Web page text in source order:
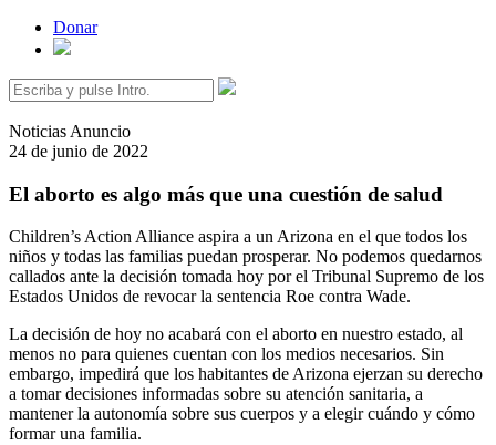
Donar
Buscar:
Noticias Anuncio
24 de junio de 2022
El aborto es algo más que una cuestión de salud
Children’s Action Alliance aspira a un Arizona en el que todos los
niños y todas las familias puedan prosperar. No podemos quedarnos
callados ante la decisión tomada hoy por el Tribunal Supremo de los
Estados Unidos de revocar la sentencia Roe contra Wade.
La decisión de hoy no acabará con el aborto en nuestro estado, al
menos no para quienes cuentan con los medios necesarios. Sin
embargo, impedirá que los habitantes de Arizona ejerzan su derecho
a tomar decisiones informadas sobre su atención sanitaria, a
mantener la autonomía sobre sus cuerpos y a elegir cuándo y cómo
formar una familia.